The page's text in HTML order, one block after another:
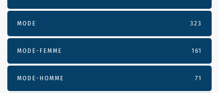
MODE 323
MODE-FEMME 161
MODE-HOMME 71